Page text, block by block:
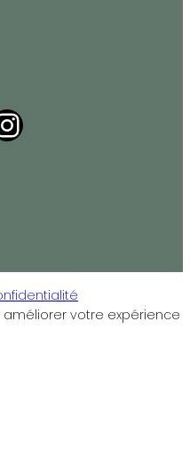
votre expérience